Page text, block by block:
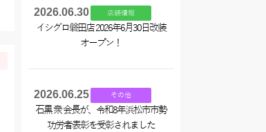
2026.06.30 店舗情報
イシグロ磐田店 2026年6月30日改装
オープン！
2026.06.25 その他
石黒 衆 会長が、令和8年浜松市市勢
功労者表彰を受彰されました